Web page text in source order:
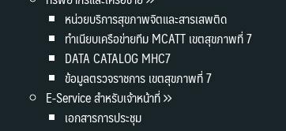
หน่วยบริการสุขภาพจิตและสารเสพติด
ทำเนียบเครือข่ายทีม MCATT เขตสุขภาพที่ 7
DATA CATALOG MHC7
ข้อมูลตรวจราชการ เขตสุขภาพที่ 7
E-Service สำหรับเจ้าหน้าที่
เอกสารการประชุม